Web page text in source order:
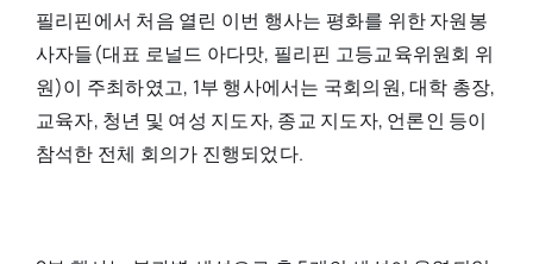
필리핀에서 처음 열린 이번 행사는 평화를 위한 자원봉
사자들(대표 로널드 아다맛, 필리핀 고등교육위원회 위
원)이 주최하였고, 1부 행사에서는 국회의원, 대학 총장,
교육자, 청년 및 여성 지도자, 종교 지도자, 언론인 등이
참석한 전체 회의가 진행되었다.